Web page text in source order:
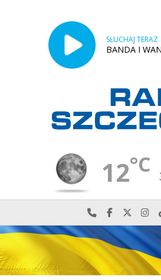
SŁUCHAJ TERAZ
BANDA I
12°C
Najlepiej po
Odwiedź